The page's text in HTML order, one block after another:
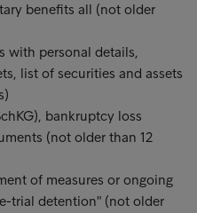
benefits all (not older
with personal details,
list of securities and assets
bankruptcy loss
(not older than 12
of measures or ongoing
trial detention" (not older